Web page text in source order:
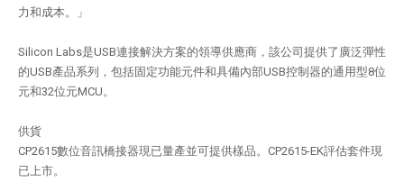
力和成本。」
Silicon Labs是USB連接解決方案的領導供應商，該公司提供了廣泛彈性
的USB產品系列，包括固定功能元件和具備內部USB控制器的通用型8位
元和32位元MCU。
供貨
CP2615數位音訊橋接器現已量產並可提供樣品。CP2615-EK評估套件現
已上市。